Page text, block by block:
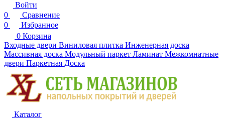
Войти
0
Сравнение
0
Избранное
0 Корзина
Входные двери Виниловая плитка Инженерная доска
Массивная доска Модульный паркет Ламинат Межкомнатные
двери Паркетная Доска
Каталог